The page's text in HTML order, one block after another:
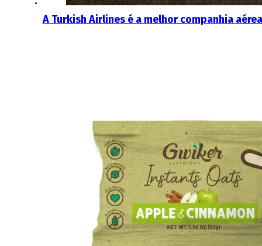
A Turkish Airlines é a melhor companhia